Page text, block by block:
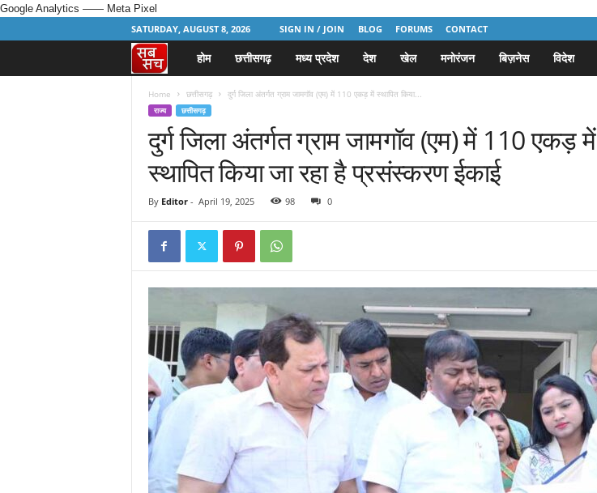
Google Analytics —— Meta Pixel
SATURDAY, AUGUST 8, 2026
SIGN IN / JOIN BLOG FORUMS CONTACT
i
n
d
i
N
e
s
P
r
होम छत्तीसगढ़ मध्य प्रदेश देश खेल मनोरंजन बिज़नेस विदेश
Home छत्तीसगढ़ दुर्ग जिला अंतर्गत ग्राम जामगॉव (एम) में 110 एकड़ में स्थापित किया...
राज्य छत्तीसगढ़
दुर्ग जिला अंतर्गत ग्राम जामगॉव (एम) में 110 एकड़ में
स्थापित किया जा रहा है प्रसंस्करण ईकाई
By Editor- April 19, 2025 98 0